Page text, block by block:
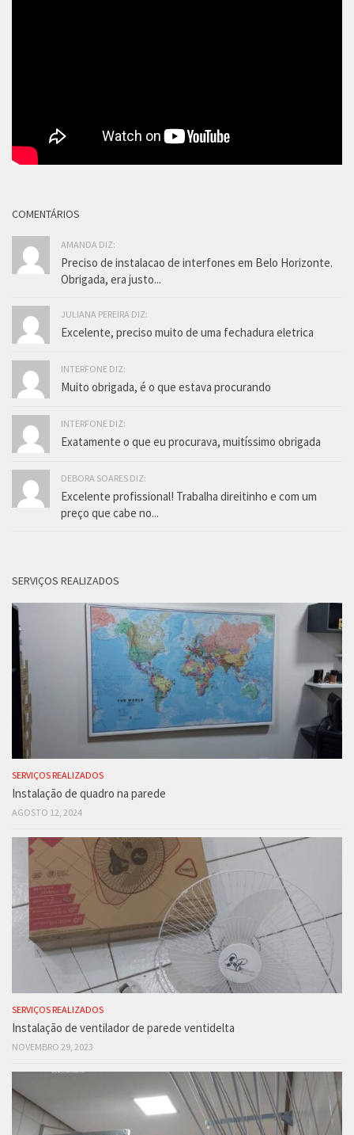
COMENTÁRIOS
AMANDA DIZ:
Preciso de instalacao de interfones em Belo Horizonte.
Obrigada, era justo...
JULIANA PEREIRA DIZ:
Excelente, preciso muito de uma fechadura eletrica
INTERFONE DIZ:
Muito obrigada, é o que estava procurando
INTERFONE DIZ:
Exatamente o que eu procurava, muitíssimo obrigada
DEBORA SOARES DIZ:
Excelente profissional! Trabalha direitinho e com um
preço que cabe no...
SERVIÇOS REALIZADOS
SERVIÇOS REALIZADOS
Instalação de quadro na parede
AGOSTO 12, 2024
SERVIÇOS REALIZADOS
Instalação de ventilador de parede ventidelta
NOVEMBRO 29, 2023